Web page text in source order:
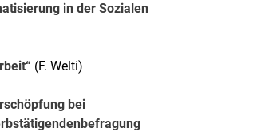
in der Sozialen
(F. Welti)
bei